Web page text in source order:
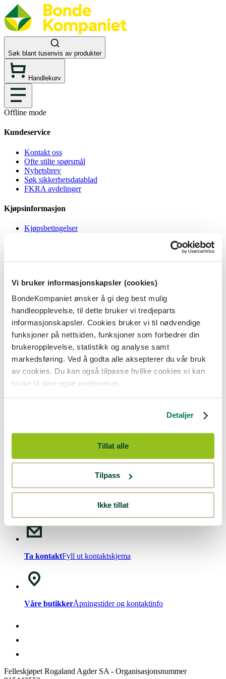
Vi bruker informasjonskapsler (cookies)
BondeKompaniet ønsker å gi deg best mulig
handleopplevelse, til dette bruker vi tredjeparts
informasjonskapsler. Cookies bruker vi til nødvendige
funksjoner på nettsiden, funksjoner som forbedrer din
brukeropplevelse, statistikk og analyse samt
markedsføring. Ved å godta alle aksepterer du vår bruk
av cookies. Du kan også tilpasse hvilke cookies vi kan
bruke til dine egne preferanser.
Detaljer
Tillat alle
Tilpass
Ikke tillat
Søk blant tusenvis av produkter
Handlekurv
Offline mode
Kundeservice
Kontakt oss
Ofte stilte spørsmål
Nyhetsbrev
Søk sikkerhetsdatablad
FKRA avdelinger
Kjøpsinformasjon
Kjøpsbetingelser
Informasjonskapsler
BondeKompaniet
Våre butikker
Presse
Ledige stillinger
Bonde og bedriftskunde
BondeKompaniet erFelleskjøpet Rogaland Agdersitt butikkonsept
BondeKompaniet har det du trenger av praktisk utstyr, reparasjon og
gode råd innenfor hus og hage, fritid, kjæledyr og landbruk.
Nyhetsbrev!Meld deg på vårtnyhetsbrev.
Mandag - Fredag kl. 08-15
Ta kontaktFyll ut kontaktskjema
Våre butikkerÅpningstider og kontaktinfo
Felleskjøpet Rogaland Agder SA - Organisasjonsnummer